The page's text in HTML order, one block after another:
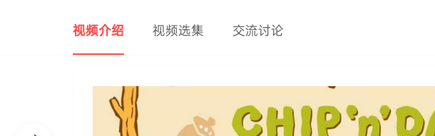
视频介绍 视频选集 交流讨论